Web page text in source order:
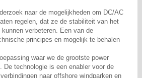
naar de mogelijkheden om DC/AC
regelen, dat ze de stabiliteit van het
verbeteren. Een van de
principes en mogelijk te behalen
waar we de grootste power
De technologie is een enabler voor de
naar offshore windparken en